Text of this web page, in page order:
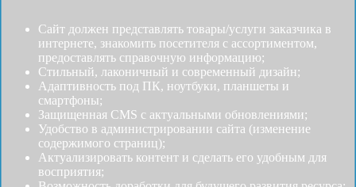
Сайт должен представлять товары/услуги заказчика в
интернете, знакомить посетителя с ассортиментом,
предоставлять справочную информацию;
Стильный, лаконичный и современный дизайн;
Адаптивность под ПК, ноутбуки, планшеты и
смартфоны;
Защищенная CMS с актуальными обновлениями;
Удобство в администрировании сайта (изменение
содержимого страниц);
Актуализировать контент и сделать его удобным для
восприятия;